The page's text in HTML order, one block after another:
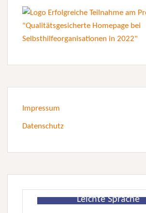
Impressum
Datenschutz
Leichte Sprache